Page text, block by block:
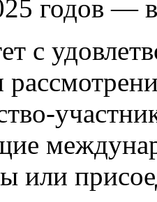
годов —
с
или